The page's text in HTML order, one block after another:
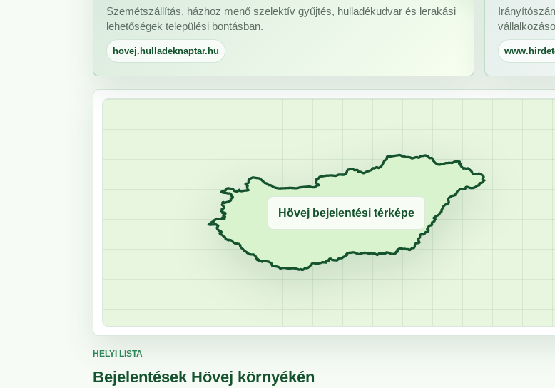
Szemétszállítás, házhoz menő szelektív gyűjtés, hulladékudvar és lerakási
lehetőségek települési bontásban.
hovej.hulladeknaptar.hu
Hövej bejelentési térképe
HELYI LISTA
Bejelentések Hövej környékén